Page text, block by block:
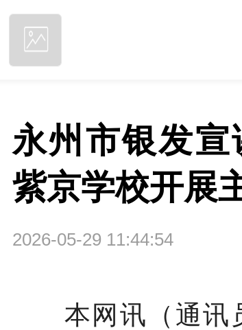
永州市银发
紫京学校开展
2026-05-29 11:44:54
本网讯（通讯